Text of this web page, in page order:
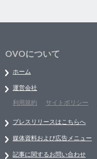
OVOについて
ホーム
運営会社
利用規約
サイトポリシー
プレスリリースはこちらへ
媒体資料および広告メニュー
記事に関するお問い合わせ